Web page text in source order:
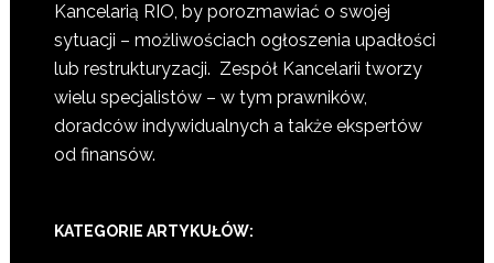
Kancelarią RIO, by porozmawiać o swojej
sytuacji – możliwościach ogłoszenia upadłości
lub restrukturyzacji. Zespół Kancelarii tworzy
wielu specjalistów – w tym prawników,
doradców indywidualnych a także ekspertów
od finansów.
KATEGORIE ARTYKUŁÓW: